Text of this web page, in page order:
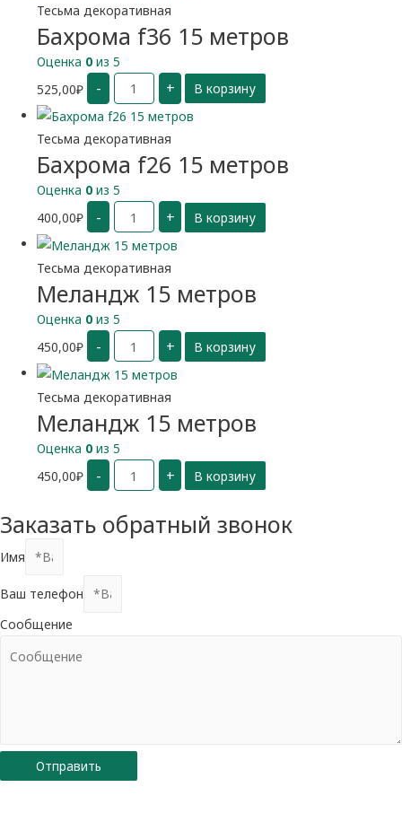
Тесьма декоративная
Бахрома f36 15 метров
Оценка 0 из 5
525,00₽ -
Количество
Бахрома
f36
15
метров
+ В корзину
Тесьма декоративная
Бахрома f26 15 метров
Оценка 0 из 5
400,00₽ -
Количество
Бахрома
f26
15
метров
+ В корзину
Тесьма декоративная
Меландж 15 метров
Оценка 0 из 5
450,00₽ -
Количество
Меландж
15
метров
+ В корзину
Тесьма декоративная
Меландж 15 метров
Оценка 0 из 5
450,00₽ -
Количество
Меландж
15
+ В корзину
Заказать обратный звонок
Имя
Ваш телефон
Сообщение
Отправить